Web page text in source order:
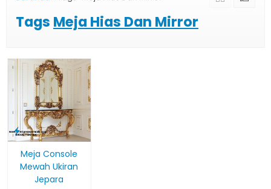
Tags Meja Hias Dan Mirror
Meja Console
Mewah Ukiran
Jepara